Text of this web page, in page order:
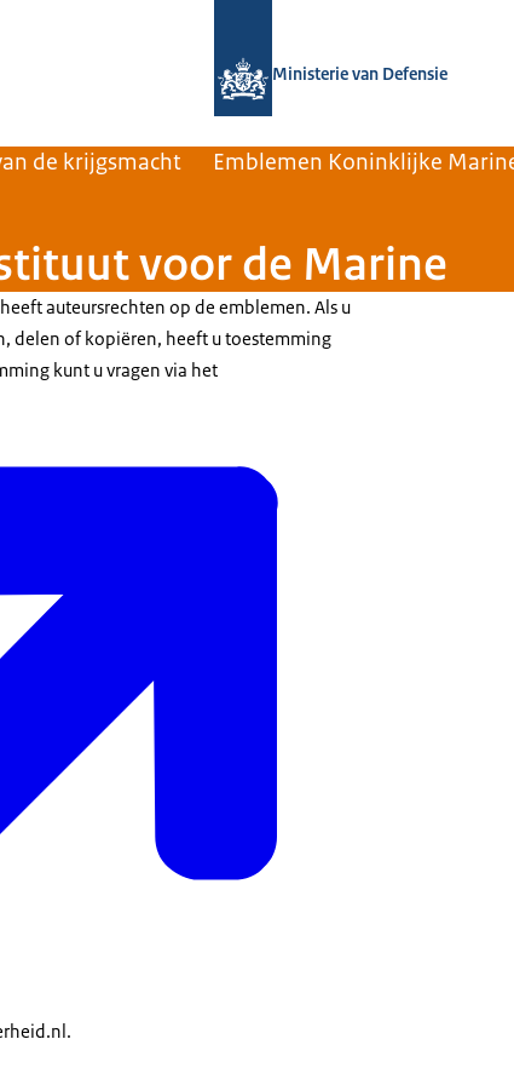
Ministerie van Defensie
de krijgsmacht Emblemen Koninklijke
voor de Marine
auteursrechten op de emblemen. Als u
delen of kopiëren, heeft u toestemming
kunt u vragen via het